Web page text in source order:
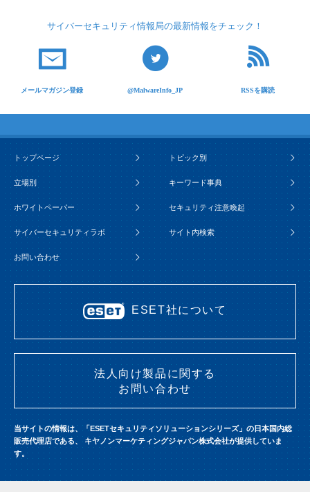
サイバーセキュリティ情報局の最新情報をチェック！
メールマガジン登録 @MalwareInfo_JP RSSを購読
トップページ トピック別
立場別 キーワード事典
ホワイトペーパー セキュリティ注意喚起
サイバーセキュリティラボ サイト内検索
お問い合わせ
ESET社について
法人向け製品に関する
お問い合わせ
当サイトの情報は、「ESETセキュリティソリューションシリーズ」の日本国内総
販売代理店である、 キヤノンマーケティングジャパン株式会社が提供していま
す。